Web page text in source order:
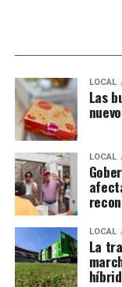
LOCAL
Las
LOCAL
LOCAL
La